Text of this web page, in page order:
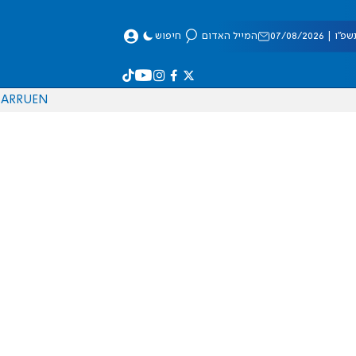
08/2026 המייל האדום חיפוש
EN
RU
AR